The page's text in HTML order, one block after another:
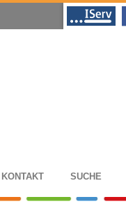
KON­TAKT SUCHE